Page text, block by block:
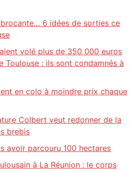
6 idées de sorties ce
volé plus de 350 000 euros
Toulouse : ils sont condamnés à
en colo à moindre prix chaque
Colbert veut redonner de la
brebis
avoir parcouru 100 hectares
à La Réunion : le corps